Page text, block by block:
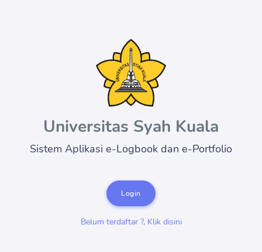
Universitas Syah Kuala
Sistem Aplikasi e-Logbook dan e-Portfolio
Login
Belum terdaftar ?, Klik disini